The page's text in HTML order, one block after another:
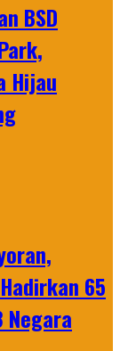
BSD
Hijau
65